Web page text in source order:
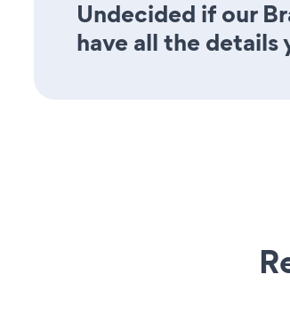
Undecided if our
have all the details